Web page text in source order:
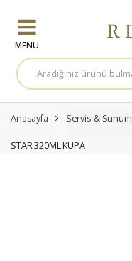
A
r
a
a
:
Anasayfa Servis & Sunum
STAR 320ML KUPA